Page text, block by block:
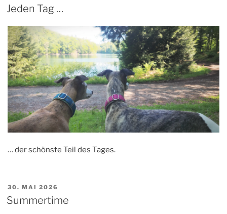
AM
Jeden Tag …
… der schönste Teil des Tages.
VERÖFFENTLICHT
AM
30. MAI 2026
Summertime